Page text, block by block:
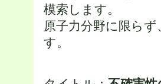
模索します。
原子力分野に限ら
す。